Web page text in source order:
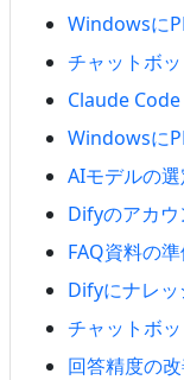
Windowsに
チャットボ
Claude
Windowsに
AIモデルの
Difyのアカ
FAQ資料の
Difyにナレ
チャットボ
回答精度の